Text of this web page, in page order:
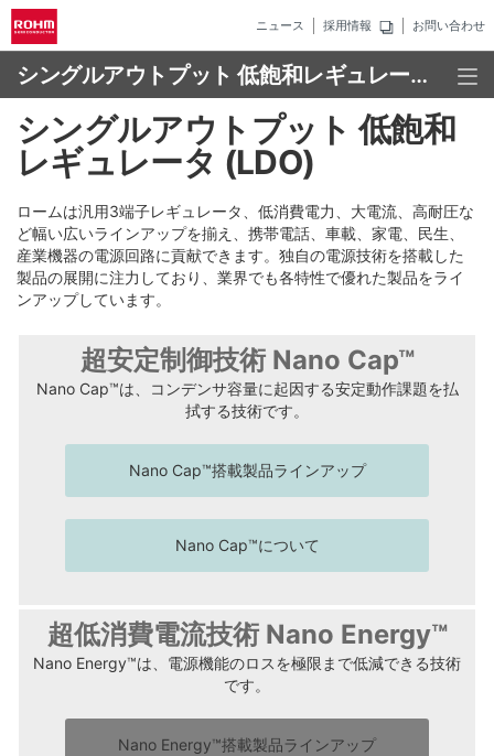
ニュース 採用情報 お問い合わせ
シングルアウトプット 低飽和レギュレータ (LDO)
シングルアウトプット 低飽和
レギュレータ (LDO)
ロームは汎用3端子レギュレータ、低消費電力、大電流、高耐圧な
ど幅い広いラインアップを揃え、携帯電話、車載、家電、民生、
産業機器の電源回路に貢献できます。独自の電源技術を搭載した
製品の展開に注力しており、業界でも各特性で優れた製品をライ
ンアップしています。
超安定制御技術 Nano Cap™
Nano Cap™は、コンデンサ容量に起因する安定動作課題を払
拭する技術です。
Nano Cap™搭載製品ラインアップ
Nano Cap™について
超低消費電流技術 Nano Energy™
Nano Energy™は、電源機能のロスを極限まで低減できる技術
です。
Nano Energy™搭載製品ラインアップ